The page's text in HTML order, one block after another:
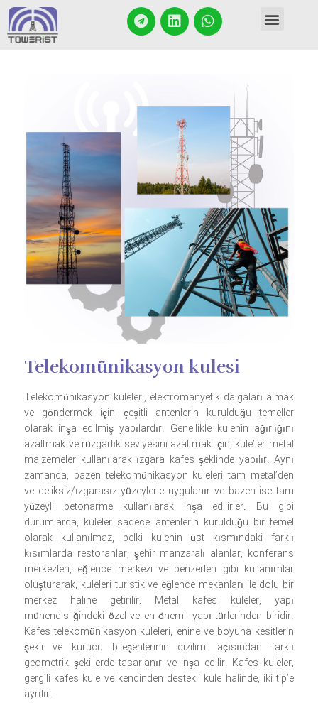
Telekomünikasyon kulesi
Telekomünikasyon kuleleri, elektromanyetik dalgaları almak
ve göndermek için çeşitli antenlerin kurulduğu temeller
olarak inşa edilmiş yapılardır. Genellikle kulenin ağırlığını
azaltmak ve rüzgarlık seviyesini azaltmak için, kule’ler metal
malzemeler kullanılarak ızgara kafes şeklinde yapılır. Aynı
zamanda, bazen telekomünikasyon kuleleri tam metal’den
ve deliksiz/ızgarasız yüzeylerle uygulanır ve bazen ise tam
yüzeyli betonarme kullanılarak inşa edilirler. Bu gibi
durumlarda, kuleler sadece antenlerin kurulduğu bir temel
olarak kullanılmaz, belki kulenin üst kısmındaki farklı
kısımlarda restoranlar, şehir manzaralı alanlar, konferans
merkezleri, eğlence merkezi ve benzerleri gibi kullanımlar
oluşturarak, kuleleri turistik ve eğlence mekanları ile dolu bir
merkez haline getirilir. Metal kafes kuleler, yapı
mühendisliğindeki özel ve en önemli yapı türlerinden biridir.
Kafes telekomünikasyon kuleleri, enine ve boyuna kesitlerin
şekli ve kurucu bileşenlerinin dizilimi açısından farklı
geometrik şekillerde tasarlanır ve inşa edilir. Kafes kuleler,
gergili kafes kule ve kendinden destekli kule halinde, iki tip’e
ayrılır.